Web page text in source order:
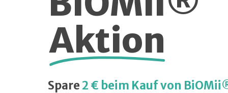
Aktion
Spare2 € beim Kauf von